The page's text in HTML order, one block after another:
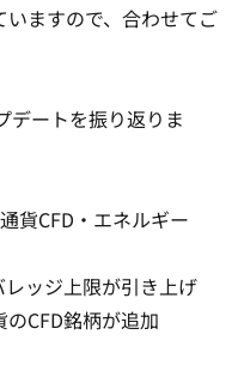
いますので、合わせてご
デートを振り返りま
貨CFD・エネルギー
ッジ上限が引き上げ
CFD銘柄が追加